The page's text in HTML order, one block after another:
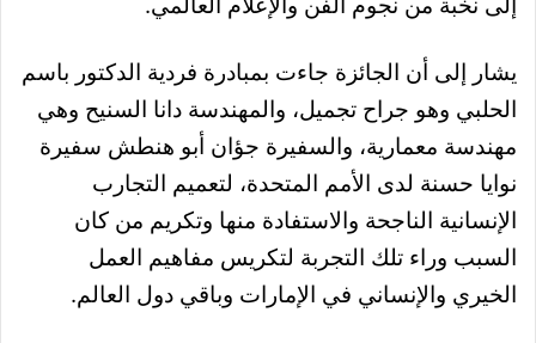
يشار إلى أن الجائزة جاءت بمبادرة فردية الدكتور باسم
الحلبي وهو جراح تجميل، والمهندسة دانا السنيح وهي
مهندسة معمارية، والسفيرة جؤان أبو هنطش سفيرة
نوايا حسنة لدى الأمم المتحدة، لتعميم التجارب
الإنسانية الناجحة والاستفادة منها وتكريم من كان
السبب وراء تلك التجربة لتكريس مفاهيم العمل
الخيري والإنساني في الإمارات وباقي دول العالم.